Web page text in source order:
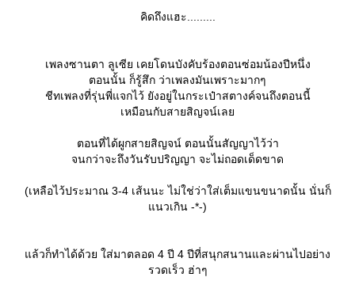
คิดถึงแฮะ.........
เพลงซานตา ลูเซีย เคยโดนบังคับร้องตอนซ่อมน้องปีหนึ่ง
ตอนนั้น ก็รู้สึก ว่าเพลงมันเพราะมากๆ
ชีทเพลงที่รุ่นพี่แจกไว้ ยังอยู่ในกระเป๋าสตางค์จนถึงตอนนี้
เหมือนกับสายสิญจน์เล
ตอนที่ได้ผูกสายสิญจน์ ตอนนั้นสัญญาไว้ว่า
จนกว่าจะถึงวันรับปริญญา จะไม่ถอดเด็ดขาด
(เหลือไว้ประมาณ 3-4 เส้นนะ ไม่ใช่ว่าใส่เต็มแขนขนาดนั้น นั่นก็
นวเกิน -*-)
ล้วก็ทำได้ด้วย ใส่มาตลอด 4 ปี 4 ปีที่สนุกสนานและผ่านไปอย่าง
รวดเร็ว ฮ่าๆ